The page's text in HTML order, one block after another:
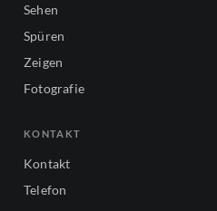
Sehen
Spüren
Zeigen
Fotografie
KONTAKT
Kontakt
Telefon